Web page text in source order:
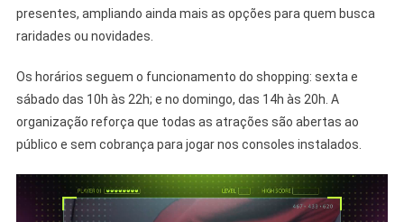
presentes, ampliando ainda mais as opções para quem busca
raridades ou novidades.
Os horários seguem o funcionamento do shopping: sexta e
sábado das 10h às 22h; e no domingo, das 14h às 20h. A
organização reforça que todas as atrações são abertas ao
público e sem cobrança para jogar nos consoles instalados.